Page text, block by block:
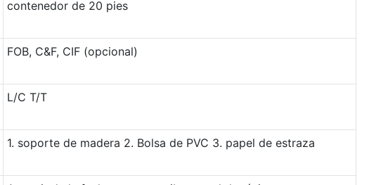
contenedor de 20 pies
FOB, C&F, CIF (opcional)
L/C T/T
1. soporte de madera 2. Bolsa de PVC 3. papel de estraza